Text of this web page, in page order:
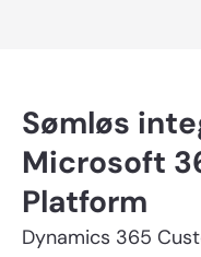
Sømløs
Microsoft
Platform
Dynamics 365